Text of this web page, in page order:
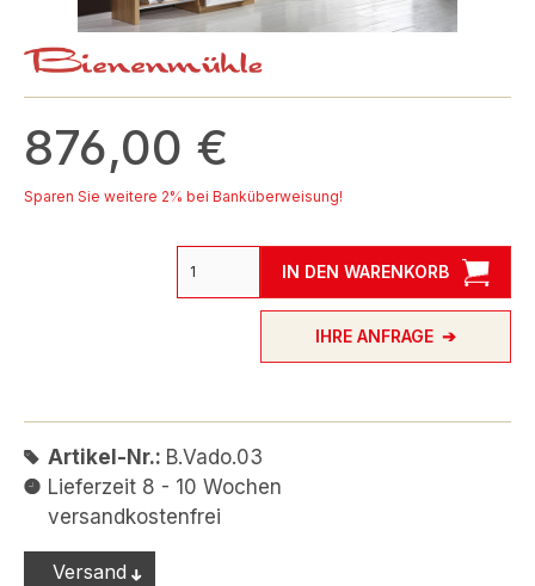
876,00 €
Sparen Sie weitere 2% bei Banküberweisung!
IN DEN WARENKORB
IHRE ANFRAGE
Artikel-Nr.: B.Vado.03
Lieferzeit 8 - 10 Wochen
versandkostenfrei
Versand